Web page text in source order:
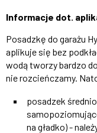
Informacje dot.
Posadzkę do garażu
aplikuje się bez
wodą tworzy bardzo
nie rozcieńczamy.
posadzek
na gładko) -